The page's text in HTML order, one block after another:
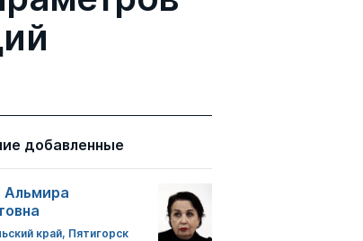
добавленные
Альмира
край, Пятигорск